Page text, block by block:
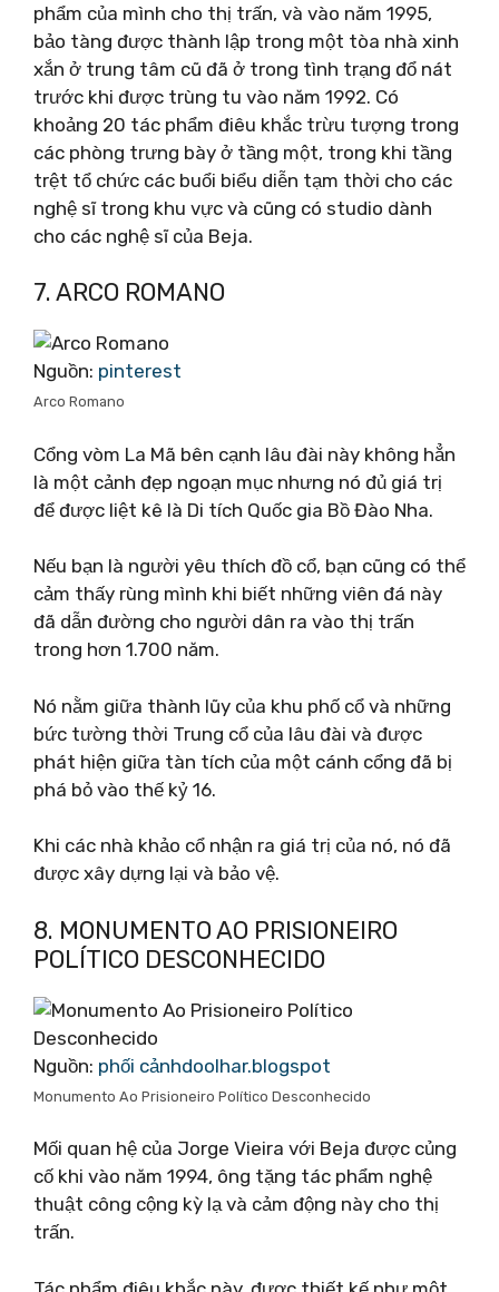
phẩm của mình cho thị trấn, và vào năm 1995,
bảo tàng được thành lập trong một tòa nhà xinh
xắn ở trung tâm cũ đã ở trong tình trạng đổ nát
trước khi được trùng tu vào năm 1992. Có
khoảng 20 tác phẩm điêu khắc trừu tượng trong
các phòng trưng bày ở tầng một, trong khi tầng
trệt tổ chức các buổi biểu diễn tạm thời cho các
nghệ sĩ trong khu vực và cũng có studio dành
cho các nghệ sĩ của Beja.
7. ARCO ROMANO
Nguồn: pinterest
Arco Romano
Cổng vòm La Mã bên cạnh lâu đài này không hẳn
là một cảnh đẹp ngoạn mục nhưng nó đủ giá trị
để được liệt kê là Di tích Quốc gia Bồ Đào Nha.
Nếu bạn là người yêu thích đồ cổ, bạn cũng có thể
cảm thấy rùng mình khi biết những viên đá này
đã dẫn đường cho người dân ra vào thị trấn
trong hơn 1.700 năm.
Nó nằm giữa thành lũy của khu phố cổ và những
bức tường thời Trung cổ của lâu đài và được
phát hiện giữa tàn tích của một cánh cổng đã bị
phá bỏ vào thế kỷ 16.
Khi các nhà khảo cổ nhận ra giá trị của nó, nó đã
được xây dựng lại và bảo vệ.
8. MONUMENTO AO PRISIONEIRO
POLÍTICO DESCONHECIDO
Nguồn: phối cảnhdoolhar.blogspot
Monumento Ao Prisioneiro Político Desconhecido
Mối quan hệ của Jorge Vieira với Beja được củng
cố khi vào năm 1994, ông tặng tác phẩm nghệ
thuật công cộng kỳ lạ và cảm động này cho thị
trấn.